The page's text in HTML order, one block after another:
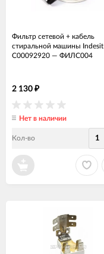
Фильтр сетевой + кабель
стиральной машины Indesit
C00092920 — ФИЛС004
2 130 ₽
Нет в наличии
Кол-во